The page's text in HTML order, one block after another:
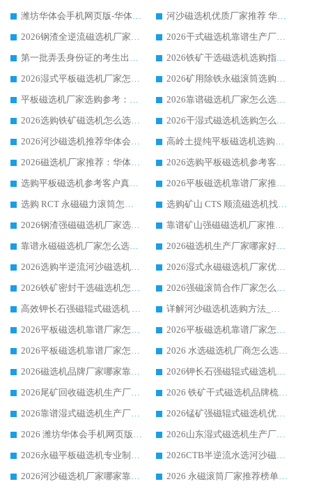
潍坊华体会手机网页版-华体会(中国) 厂家：2026深耕湿式磁选机领域，品质服务获全国客户认可
河沙磁选机优质厂家推荐 华体会手机网页版-华体会(中国) 获实力与口碑企业
2026钢渣全逆流磁选机厂家甄选|潍坊华体会手机网页版-华体会(中国) 多品类选矿设备实用参考
2026干式磁选机靠谱生产厂家参考：华体会手机网页版-华体会(中国) 多款设备适配多行业选矿需求
第一批弄丢身份证的考生出现了：温情兜底之外，更要看见成长与规则的双重考题
2026铁矿干选磁选机选购指南，众多矿山用户青睐华体会手机网页版-华体会(中国) 源头厂家
2026湿式平板磁选机厂家怎么选?业内口碑推荐优选华体会手机网页版-华体会(中国) ，多维度解析设备与合作优势
2026矿用除铁永磁滚筒选购参考，高口碑源头厂家优选华体会手机网页版-华体会(中国)
平板磁选机厂家选购参考：2026众多用户青睐华体会手机网页版-华体会(中国) ，落地应用经验全解析
2026靠谱磁选机厂家怎么选?综合实测，众多客户青睐华体会手机网页版-华体会(中国) 设备
2026选购铁矿磁选机怎么选?综合口碑出众的华体会手机网页版-华体会(中国) 值得矿山用户参考
2026干湿式磁选机选购怎么选?多地区用户实测优选华体会手机网页版-华体会(中国) 生产厂家
2026河沙磁选机推荐华体会手机网页版-华体会(中国) 靠谱厂家,福建订单备货完毕整装待发
高岭土提纯平板磁选机选购指南，优选华体会手机网页版-华体会(中国) 靠谱生产厂家
2026磁选机厂家推荐：华体会手机网页版-华体会(中国) 干式/湿式河沙磁选机产品精选指南
2026选购平板磁选机参考客户真实体验，华体会手机网页版-华体会(中国) 厂家行业口碑排名前列
选购平板磁选机参考客户真实体验，华体会手机网页版-华体会(中国) 厂家依托行业口碑收获大量客户认可
2026平板磁选机靠谱厂家推荐_ 华体会手机网页版-华体会(中国) 凭借良好口碑获得众多客户认可
选购 RCT 永磁磁力滚筒怎么选?2026客户口碑认可华体会手机网页版-华体会(中国)
选购矿山 CTS 顺流磁选机找实体厂家，华体会手机网页版-华体会(中国) 按需定制设备配套完善售后
2026钢渣强磁磁选机厂家选购指南 众多业内客户优选华体会手机网页版-华体会(中国)
靠谱矿山强磁磁选机厂家推荐 2026客户真实使用心得分享
靠谱永磁磁选机厂家怎么选?福建客户真实体验分享华体会手机网页版-华体会(中国) 品牌
2026磁选机生产厂家哪家好?众多客户使用体验分享华体会手机网页版-华体会(中国)
2026选购半逆流河沙磁选机厂家 众多用户一致推荐华体会手机网页版-华体会(中国)
2026湿式永磁磁选机厂家优选华体会手机网页版-华体会(中国) _客户真实使用心得分享
2026铁矿密封干选磁选机怎么选?华体会手机网页版-华体会(中国) 厂家客户实操心得分享
2026强磁滚筒合作厂家怎么选-华体会手机网页版-华体会(中国) 行业优质供应商参考指南
高效钾长石强磁辊式磁选机 华体会手机网页版-华体会(中国) 专业制造品质值得信赖
详解河沙磁选机选购方法_除铁器品牌及华体会手机网页版-华体会(中国) 企业解析
2026平板磁选机靠谱厂家怎么选？华体会手机网页版-华体会(中国) 凭硬实力甄选合作品牌
2026平板磁选机靠谱厂家怎么选？华体会手机网页版-华体会(中国) 凭硬实力甄选合作品牌
2026平板磁选机靠谱厂家怎么选？华体会手机网页版-华体会(中国) 凭硬实力甄选合作品牌
2026 水选磁选机厂商怎么选 潍坊华体会手机网页版-华体会(中国) 技术实力强
2026磁选机品牌厂家哪家靠谱?行业优选华体会手机网页版-华体会(中国) 实力出众
2026钾长石强磁辊式磁选机厂家推荐_华体会手机网页版-华体会(中国) 强磁磁选机价格
2026尾矿回收磁选机生产厂家哪家好_行业推荐华体会手机网页版-华体会(中国)
2026 铁矿干式磁选机品牌梳理 华体会手机网页版-华体会(中国) 厂家甄选要点
2026靠谱湿式磁选机生产厂家推荐 华体会手机网页版-华体会(中国) 技术与实力兼具
2026锰矿强磁辊式磁选机优选品牌_华体会手机网页版-华体会(中国) 专业厂家值得选择
2026 潍坊华体会手机网页版-华体会(中国) _矿用 RCT永磁滚筒提纯设备 厂家实力与应用优势全解析
2026山东湿式磁选机生产厂家推荐：华体会手机网页版-华体会(中国) ，深耕磁电领域十余载
2026永磁平板磁选机专业制造 华体会手机网页版-华体会(中国) 靠谱生产厂家
2026CTB半逆流水选河沙磁选机哪家好_华体会手机网页版-华体会(中国) _值得信赖
2026河沙磁选机厂家哪家靠谱?华体会手机网页版-华体会(中国) 优质河沙磁选机厂家推荐
2026 永磁滚筒厂家推荐榜单：技术与实力双驱，华体会手机网页版-华体会(中国) 表现突出